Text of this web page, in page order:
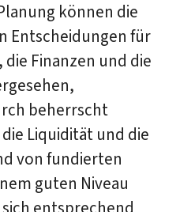
können die
Entscheidungen für
Finanzen und die
beherrscht
Liquidität und die
von fundierten
guten Niveau